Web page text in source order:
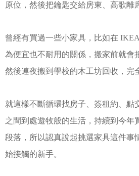
原位，然後把鑰匙交給房東、高歌離
曾經有買過一些小家具，比如在
為便宜也不耐用的關係，搬家前就會
然後連夜搬到學校的木工坊回收，完
就這樣不斷循環找房子、簽租約、點
之間到處遊牧般的生活，持續到今年
段落，所以認真說起挑選家具這件事
始接觸的新手。